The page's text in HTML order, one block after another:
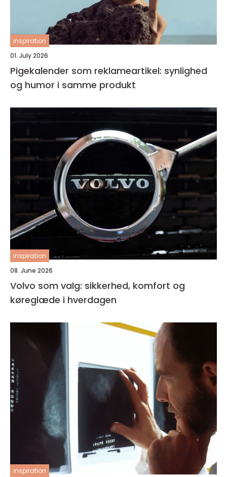
inspiration
01. July 2026
Pigekalender som reklameartikel: synlighed
og humor i samme produkt
inspiration
08. June 2026
Volvo som valg: sikkerhed, komfort og
køreglæde i hverdagen
inspiration